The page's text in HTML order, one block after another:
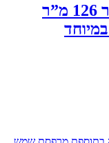
להשכרה במגדל הלונדון מניסטור 126 מ”ר